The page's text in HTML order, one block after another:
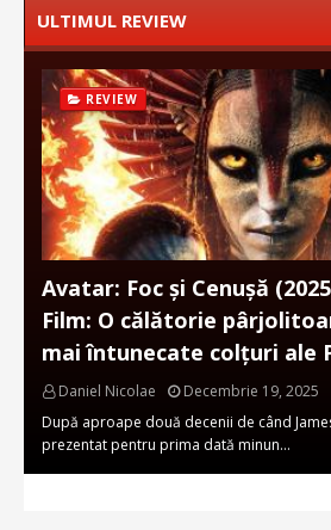
ULTIMUL REVIEW
REVIEW
Avatar: Foc și Cenușă
Film: O călătorie
mai întunecate colțuri ale
Daniel Nicolae
Decembrie 19, 2025
După aproape două decenii de când
prezentat pentru prima dată minun…